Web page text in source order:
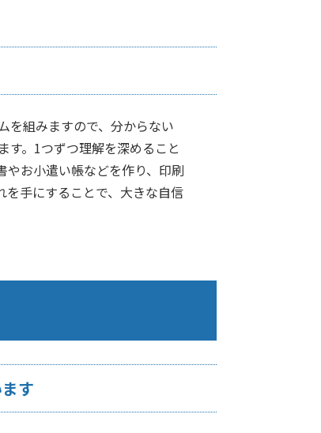
を組みますので、分からない
す。1つずつ理解を深めること
やお小遣い帳などを作り、印刷
を手にすることで、大きな自信
す